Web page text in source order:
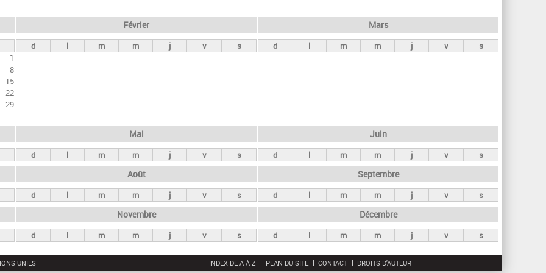
r
c
1
8
15
22
29
Février
d l m m j v s
Mars
d l m m j v s
Mai
d l m m j v s
Juin
d l m m j v s
Août
d l m m j v s
Septembre
d l m m j v s
Novembre
d l m m j v s
Décembre
d l m m j v s
UNIES INDEX DE A À Z PLAN DU SITE CONTACT DROITS D'AUTEUR